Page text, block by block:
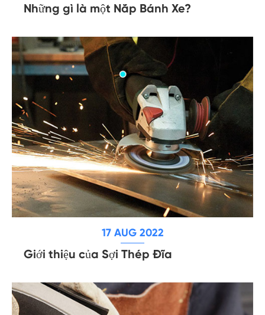
Những gì là một Nắp Bánh Xe?
17 AUG 2022
Giới thiệu của Sợi Thép Đĩa